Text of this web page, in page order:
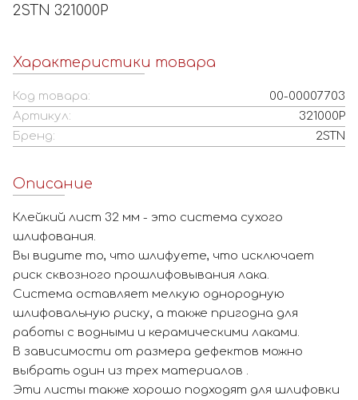
2STN 321000P
Характеристики товара
Код товара:
00-00007703
Артикул:
321000P
Бренд:
2STN
Описание
Клейкий лист 32 мм - это система сухого
шлифования.
Вы видите то, что шлифуете, что исключает
риск сквозного прошлифовывания лака.
Система оставляет мелкую однородную
шлифовальную риску, а также пригодна для
работы с водными и керамическими лаками.
В зависимости от размера дефектов можно
выбрать один из трех материалов .
Эти листы также хорошо подходят для шлифовки